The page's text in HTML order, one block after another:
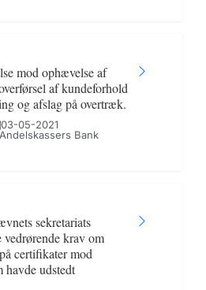
mod ophævelse af
af kundeforhold
og afslag på overtræk.
03-05-2021
Bank
sekretariats
krav om
certifikater mod
havde udstedt